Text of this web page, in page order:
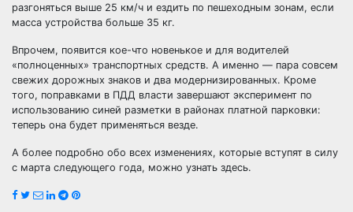
разгоняться выше 25 км/ч и ездить по пешеходным зонам, если
масса устройства больше 35 кг.
Впрочем, появится кое-что новенькое и для водителей
«полноценных» транспортных средств. А именно — пара совсем
свежих дорожных знаков и два модернизированных. Кроме
того, поправками в ПДД власти завершают эксперимент по
использованию синей разметки в районах платной парковки:
теперь она будет применяться везде.
А более подробно обо всех изменениях, которые вступят в силу
с марта следующего года, можно узнать здесь.